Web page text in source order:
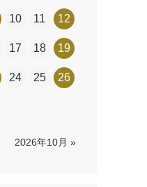
10 11 12
17 18 19
24 25 26
2026年10月 »